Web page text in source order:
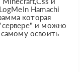
Hamachi
которая
и можно
освоить